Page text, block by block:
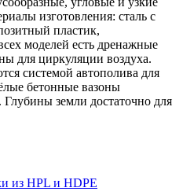
изготовления: сталь с
пластик,
моделей есть дренажные
для циркуляции воздуха.
системой автополива для
бетонные вазоны
земли достаточно для
из HPL и HDPE